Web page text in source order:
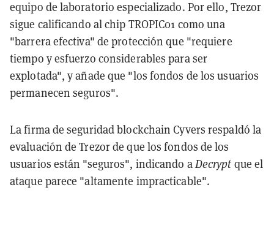
equipo de laboratorio especializado. Por ello, Trezor
sigue calificando al chip TROPIC01 como una
"barrera efectiva" de protección que "requiere
tiempo y esfuerzo considerables para ser
explotada", y añade que "los fondos de los usuarios
permanecen seguros".
La firma de seguridad blockchain Cyvers respaldó la
evaluación de Trezor de que los fondos de los
usuarios están "seguros", indicando aDecrypt que el
ataque parece "altamente impracticable".